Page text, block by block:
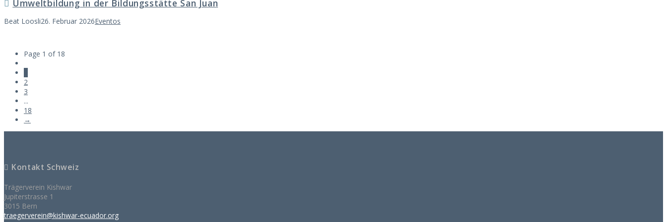
Umweltbildung in der Bildungsstätte San Juan
Beat Loosli26. Februar 2026Eventos
Page 1 of 18
2
3
...
18
→
Kontakt Schweiz
Trägerverein Kishwar
Jupiterstrasse 1
3015 Bern
traegerverein@kishwar-ecuador.org